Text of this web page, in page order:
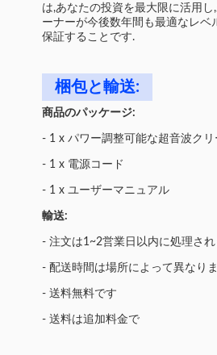
は,あなたの投資を最大限に活用し
ーナーが今後数年間も最適なレベ
保証することです.
梱包と輸送:
商品のパッケージ:
- 1 x パワー調整可能な超音波クリ
- 1 x 電源コード
- 1 x ユーザーマニュアル
輸送:
- 注文は1~2営業日以内に処理され
- 配送時間は場所によって異なり
- 送料無料です
- 送料は追加料金で